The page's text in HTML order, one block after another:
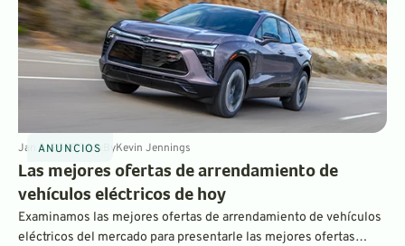
ANUNCIOS
Jan 3, 20255min ByKevin Jennings
Las mejores ofertas de arrendamiento de
vehículos eléctricos de hoy
Examinamos las mejores ofertas de arrendamiento de vehículos
eléctricos del mercado para presentarle las mejores ofertas